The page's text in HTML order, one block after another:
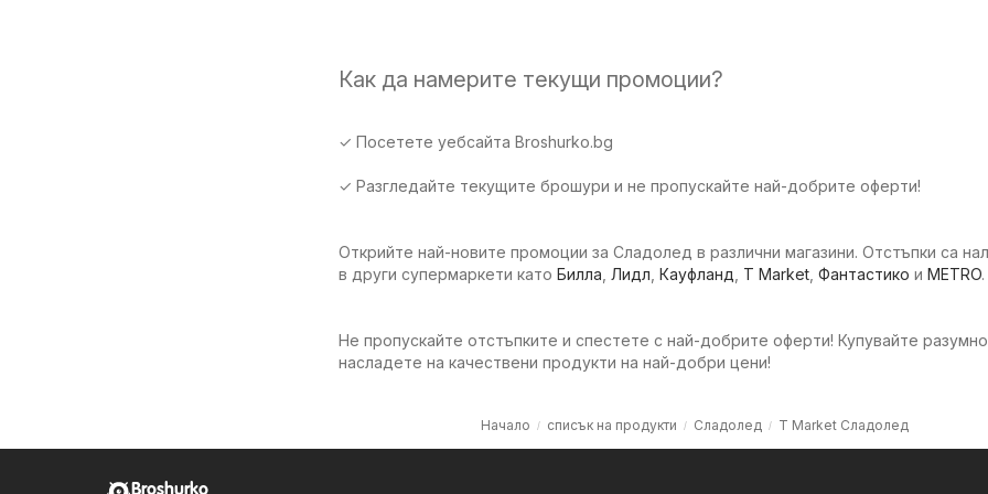
Как да намерите текущи промоции?
✓ Посетете уебсайта Broshurko.bg
✓ Разгледайте текущите брошури и не пропускайте най-добрите оферти!
Открийте най-новите промоции за Сладолед в различни магазини. Отстъпки са
в други супермаркети като Билла Лидл Кауфланд T Market Фантастико и METRO.
Не пропускайте отстъпките и спестете с най-добрите оферти! Купувайте
насладете на качествени продукти на най-добри цени!
Начало списък на продукти Сладолед T Market Сладолед